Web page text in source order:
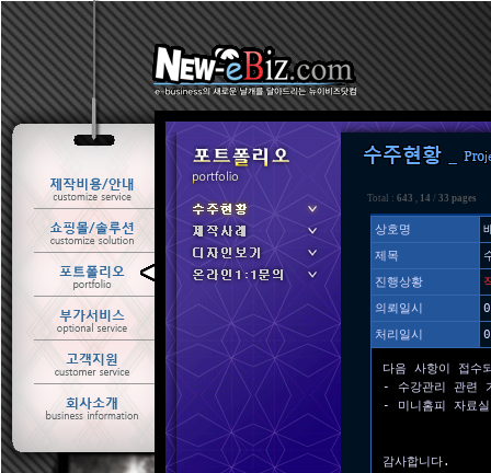
Total : 643 , 14 / 33 pages
상호명
제목
진행상황
의뢰일시
처리일시
다음 사항이 접수
- 수강관리 관련
- 미니홈피 자료
감사합니다.
ㆍ 수주현황
ㆍ 제작사례